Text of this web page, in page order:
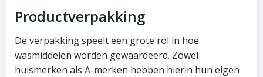
Productverpakking
De verpakking speelt een grote rol in hoe
wasmiddelen worden gewaardeerd. Zowel
huismerken als A-merken hebben hierin hun eigen